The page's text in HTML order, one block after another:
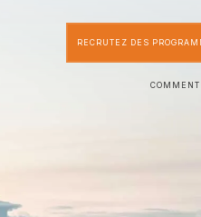
RECRUTEZ DES